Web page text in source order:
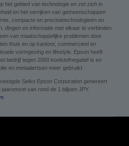
het gebied van technologie en zet zich in
en het verrijken van gemeenschappen
compacte en precisietechnologieën en
dingen en informatie met elkaar te verbinden.
van maatschappelijke problemen door
thuis en op kantoor, commercieel en
vormgeving en lifestyle. Epson heeft
bedrijf tegen 2050 koolstofnegatief is en
en metaalertsen meer gebruikt.
Seiko Epson Corporation genereert
van rond de 1 biljoen JPY.